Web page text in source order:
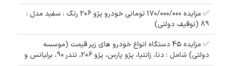
✅ مزایده 170/000/000 تومانی خودرو پژو 206 رنگ : سفید مدل :
89 (توقیف دولتی)
✅ مزایده 45 دستگاه انواع خودرو های زیر قیمت (موسسه
دولتی) شامل : دنا، زانتیا، پژو پارس، پژو 206، تندر 90، برلیانس و